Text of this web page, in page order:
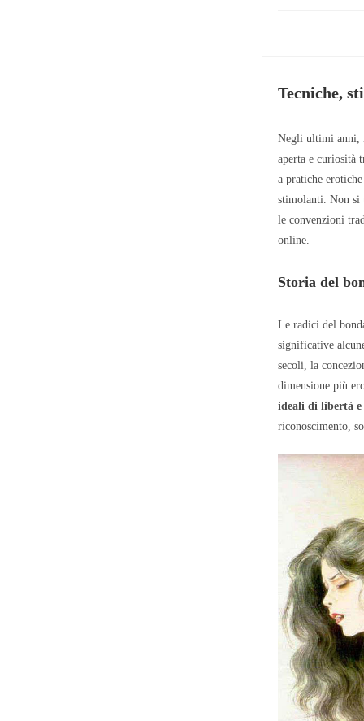
Tecniche,
Negli ultimi anni,
aperta e curiosità
a pratiche
stimolanti. Non si
le convenzioni
online.
Storia del
Le radici del
significative
secoli, la
dimensione più
ideali di libertà e
riconoscimento,